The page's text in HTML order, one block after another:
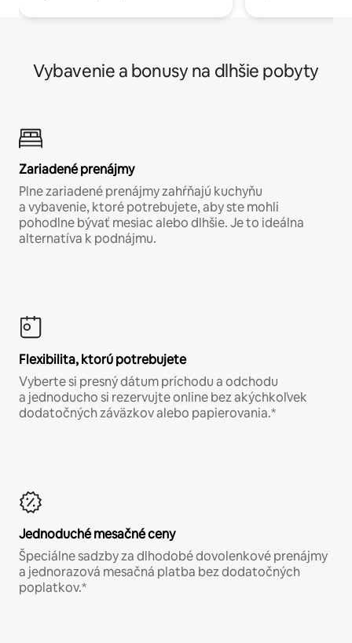
Vybavenie a bonusy na dlhšie pobyty
Zariadené prenájmy
Plne zariadené prenájmy zahŕňajú kuchyňu
a vybavenie, ktoré potrebujete, aby ste mohli
pohodlne bývať mesiac alebo dlhšie. Je to ideálna
alternatíva k podnájmu.
Flexibilita, ktorú potrebujete
Vyberte si presný dátum príchodu a odchodu
a jednoducho si rezervujte online bez akýchkoľvek
dodatočných záväzkov alebo papierovania.*
Jednoduché mesačné ceny
Špeciálne sadzby za dlhodobé dovolenkové prenájmy
a jednorazová mesačná platba bez dodatočných
poplatkov.*